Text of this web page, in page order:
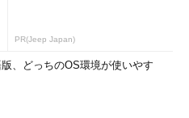
PR(Jeep Japan)
、どっちのOS環境が使いやす